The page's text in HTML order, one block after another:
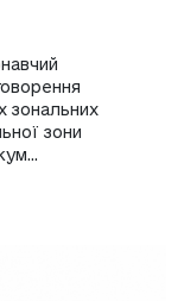
зональних
зони